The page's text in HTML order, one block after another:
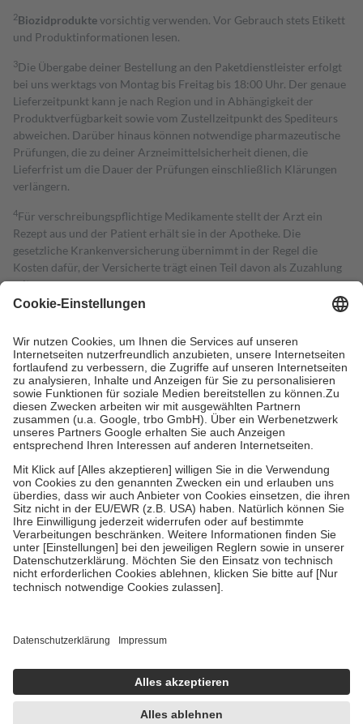
2Biozidproduktevorsichtig verwenden. Vor Gebrauch stets Etikett
und Produktinformationen lesen.
3Die Übergabe deiner Bestellung an den Paketdienstleister erfolgt
bei uns werktags von Montag bis Freitag bis 18:00 Uhr. Der genaue
Lieferzeitpunkt kann je nach Region und in Abhängigkeit der
Produktverfügbarkeit sowie vom Zustellzeitpunkt des Spediteurs
abweichen. Darüber hinaus können notwendige pharmazeutische
Prüfungen, die zu deiner Arzneimittelsicherheit dienen, die
Lieferfrist um die Dauer der Prüfungen einschließlich Klärungen
verlängern.
4Für verschreibungspflichtige Medikamente stellt der Arzt ein
Rezept aus und der Patient erhält sie in der Apotheke. Die
gesetzliche Krankenversicherung übernimmt in der Regel die
Kosten dafür, der Versicherte trägt einen Teil davon als Zuzahlung
mit.
Grundsätzlich leisten Mitglieder Zuzahlungen in Höhe von zehn
höchstens zehn Euro.
Es sind jedoch nie mehr als die tatsächlichen
Kosten der Leistung zu entrichten.
Diese Regeln gelten grundsätzlich auch für Online-Apotheken.
Bei Heilmitteln und häuslicher Krankenpflege beträgt die
Zuzahlung zehn Prozent der Kosten sowie zehn Euro je
Verordnung.
Um das Engagement der Versicherten für ihre eigene Gesundheit zu
stärken und die besondere Stellung der Familie zu unterstützen,
fallenkeine Zuzahlungenan bei:
• Kindern und Jugendlichen bis zum vollendeten 18. Lebensjahr
mit Ausnahme der Fahrkosten
• Untersuchungen zur Vorsorge und Früherkennung, die von der
GKV getragen werden
• empfohlenen Schutzimpfungen
• Harn- und Blutteststreifen
getroffen, um sicherzustellen, dass es sich um echte Bewertungen
https://help.etrusted.com/hc/de/articles/4419944605341
Einige Bilder und Inhalte wurden unter Zuhilfenahme künstlicher